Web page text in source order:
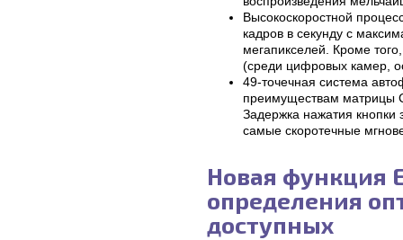
Высокоскоростной
кадров в секунду с
мегапикселей. Кроме
(среди цифровых камер,
49-точечная система
преимуществам матрицы
Задержка нажатия кнопки
самые скоротечные
Новая функция
определения
доступных